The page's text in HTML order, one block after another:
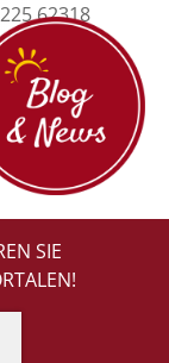
62318
Facebook
SIE